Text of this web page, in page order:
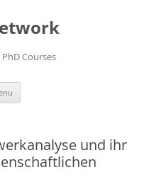
Courses
und ihr